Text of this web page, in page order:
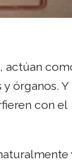
actúan
órganos. Y
con el